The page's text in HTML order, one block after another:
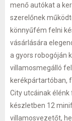
menő autókat a
szerelőnek
könnyűfém felni
vásárlására
a gyors robogóján
villamosmegálló
kerékpártartóban,
City utcáinak
készletben 12
villamosvezetőt,